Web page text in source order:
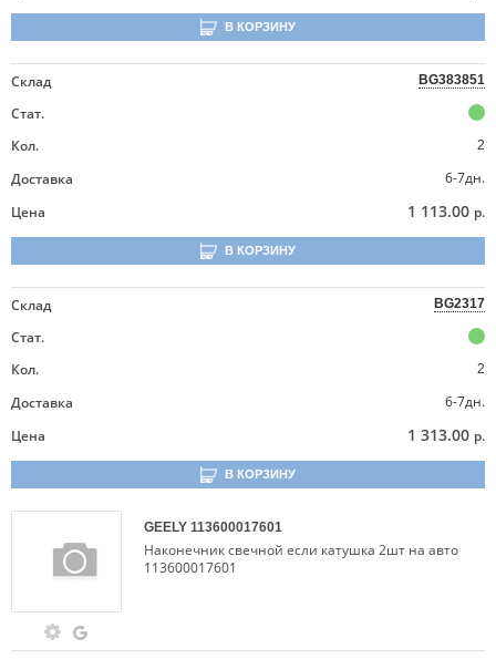
В КОРЗИНУ
Склад BG383851
Стат.
Кол.
2
Доставка
6-7дн.
Цена
1 113.00 р.
В КОРЗИНУ
Склад BG2317
Стат.
Кол.
2
Доставка
6-7дн.
Цена
1 313.00 р.
В КОРЗИНУ
GEELY 113600017601
Наконечник свечной если катушка 2шт на авто
113600017601